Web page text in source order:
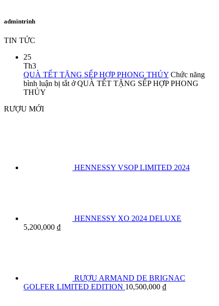
admintrinh
TIN TỨC
25
Th3
QUÀ TẾT TẶNG SẾP HỢP PHONG THỦY Chức năng
bình luận bị tắt ở QUÀ TẾT TẶNG SẾP HỢP PHONG
THỦY
RƯỢU MỚI
HENNESSY VSOP LIMITED 2024
HENNESSY XO 2024 DELUXE
5,200,000 ₫
RƯỢU ARMAND DE BRIGNAC
GOLFER LIMITED EDITION 10,500,000 ₫